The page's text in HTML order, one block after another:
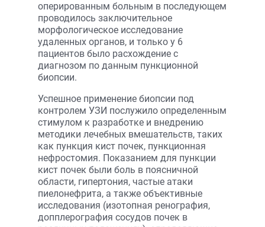
оперированным больным в последующем
проводилось заключительное
морфологическое исследование
удаленных органов, и только у 6
пациентов было расхождение с
диагнозом по данным пункционной
биопсии.
Успешное применение биопсии под
контролем УЗИ послужило определенным
стимулом к разработке и внедрению
методики лечебных вмешательств, таких
как пункция кист почек, пункционная
нефростомия. Показанием для пункции
кист почек были боль в поясничной
области, гипертония, частые атаки
пиелонефрита, а также объективные
исследования (изотопная ренография,
допплерография сосудов почек в